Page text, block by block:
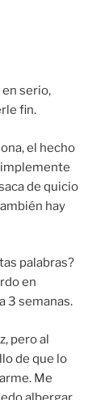
serio,
fin.
el hecho
de quicio
hay
palabras?
en
3 semanas.
pero al
de que lo
Me